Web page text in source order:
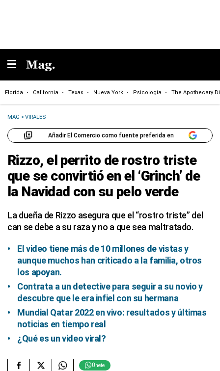
Florida California Texas Nueva York Psicología The Apothecary
MAG >VIRALES
Añadir El Comercio como fuente preferida en
Rizzo, el perrito de rostro triste
que se convirtió en el ‘Grinch’ de
la Navidad con su pelo verde
La dueña de Rizzo asegura que el “rostro triste” del
can se debe a su raza y no a que sea maltratado.
El video tiene más de 10 millones de vistas y
aunque muchos han criticado a la familia, otros
los apoyan.
Contrata a un detective para seguir a su novio y
descubre que le era infiel con su hermana
Mundial Qatar 2022 en vivo: resultados y últimas
noticias en tiempo real
¿Qué es un video viral?
Únete